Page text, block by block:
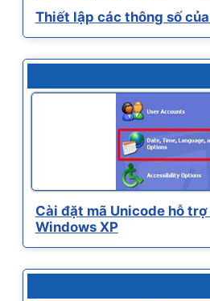
Thiết lập các thông số
Cài đặt mã Unicode hỗ
Windows XP